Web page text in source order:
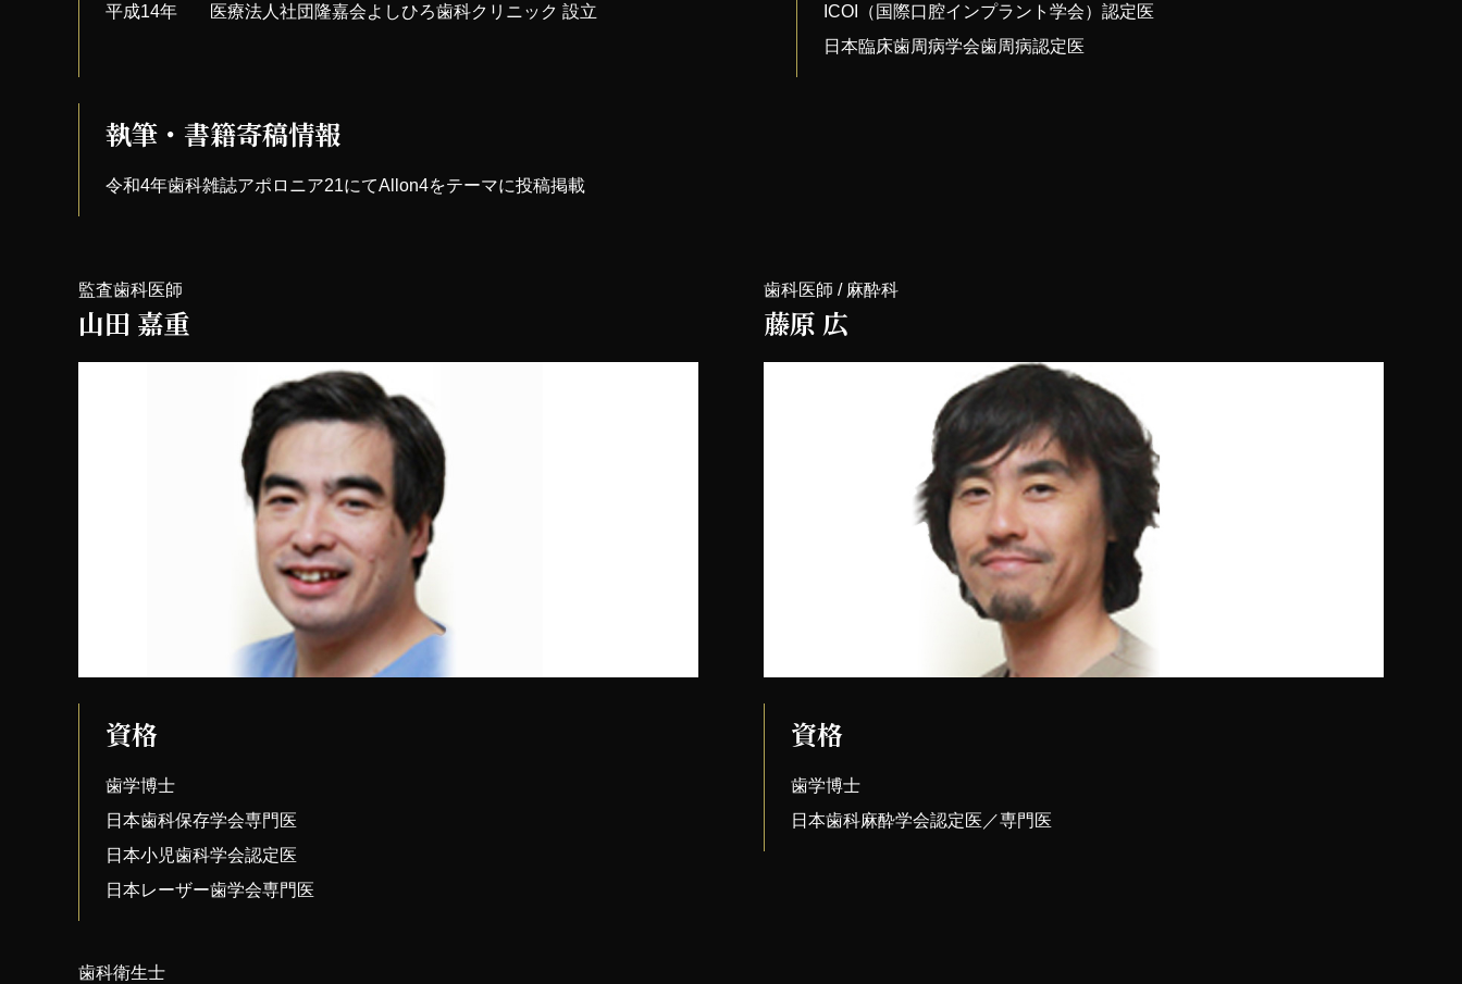
平成14年
医療法人社団隆嘉会よしひろ歯科クリニック 設立
ICOI（国際口腔インプラント学会）認定医
日本臨床歯周病学会歯周病認定医
執筆・書籍寄稿情報
令和4年歯科雑誌アポロニア21にてAllon4をテーマに投稿掲載
監査歯科医師
山田 嘉重
資格
歯学博士
日本歯科保存学会専門医
日本小児歯科学会認定医
日本レーザー歯学会専門医
歯科医師 / 麻酔科
藤原 広
資格
歯学博士
日本歯科麻酔学会認定医／専門医
歯科衛生士